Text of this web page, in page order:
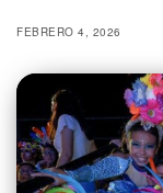
FEBRERO 4, 2026